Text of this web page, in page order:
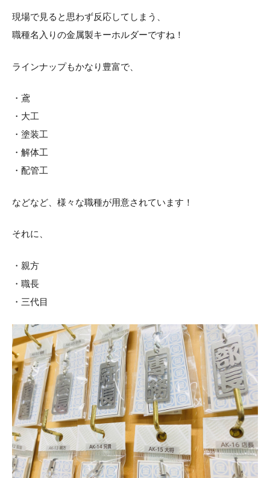
現場で見ると思わず反応してしまう、
職種名入りの金属製キーホルダーですね！
ラインナップもかなり豊富で、
・鳶
・大工
・塗装工
・解体工
・配管工
などなど、様々な職種が用意されています！
それに、
・親方
・職長
・三代目